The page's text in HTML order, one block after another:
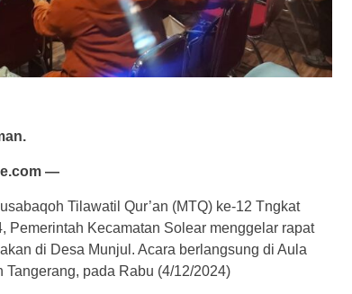
—
Tilawatil Qur’an (MTQ) ke-12 Tngkat
Pemerintah Kecamatan Solear menggelar rapat
di Desa Munjul. Acara berlangsung di Aula
Tangerang, pada Rabu (4/12/2024)